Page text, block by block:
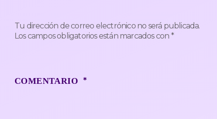
Tu dirección de correo electrónico no será publicada.
Los campos obligatorios están marcados con *
COMENTARIO*